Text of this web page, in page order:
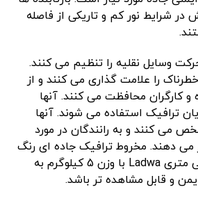
شرایط نور کم و تاریکی از فاصله
وسایل نقلیه را تنظیم می کنند.
را علامت گذاری می کنند و از
و کارگران محافظت می کنند. آنها
ترافیک استفاده می شوند. آنها
می کنند و به رانندگان در مورد
دهند. مخروط ترافیک جاده ای رنگ
پایه سنگین 750 میلی متری Ladwa با وزن 5 کیلوگرم به
و قابل مشاهده تر باشد.